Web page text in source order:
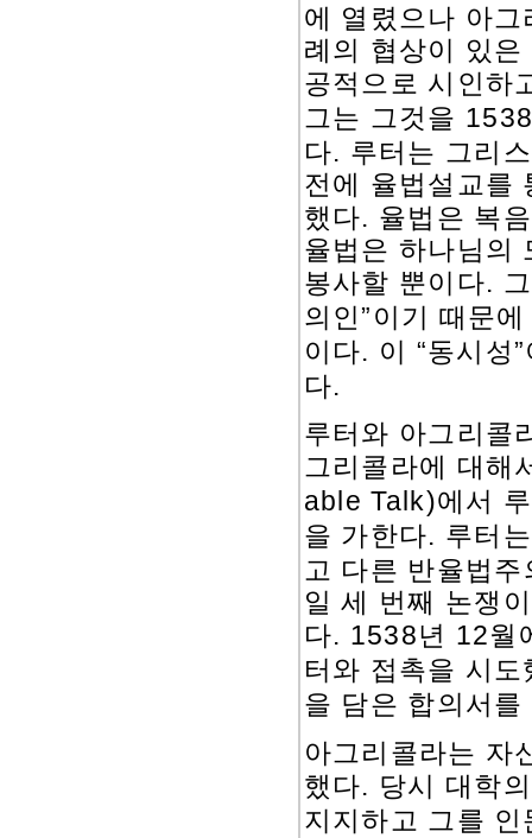
에 열렸으나 아
례의 협상이 있
공적으로 시인하
그는 그것을
다. 루터는 그리
전에 율법설교를
했다. 율법은 복
율법은 하나님의
봉사할 뿐이다.
의인” 이기 때문
이다. 이 “동시성”
다.
루터와 아그리콜
그리콜라에 대해
able Talk)에서
을 가한다. 루터
고 다른 반율법
일 세 번째 논쟁
다. 1538년 12월
터와 접촉을 시도
을 담은 합의서
아그리콜라는 자
했다. 당시 대학
지지하고 그를